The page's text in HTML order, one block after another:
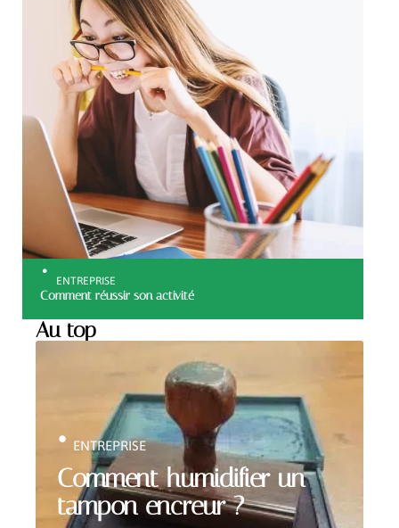
ENTREPRISE
Comment réussir son activité
Au top
Comment humidifier un
tampon encreur ?
ENTREPRISE